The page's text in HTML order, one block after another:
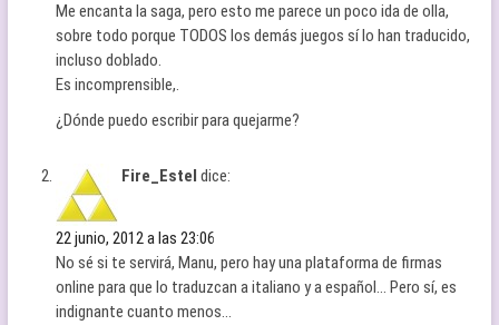
Me encanta la saga, pero esto me parece un poco ida de olla,
sobre todo porque TODOS los demás juegos sí lo han traducido,
incluso doblado.
Es incomprensible,.
¿Dónde puedo escribir para quejarme?
Fire_Estel dice:
22 junio, 2012 a las 23:06
No sé si te servirá, Manu, pero hay una plataforma de firmas
online para que lo traduzcan a italiano y a español… Pero sí, es
indignante cuanto menos…